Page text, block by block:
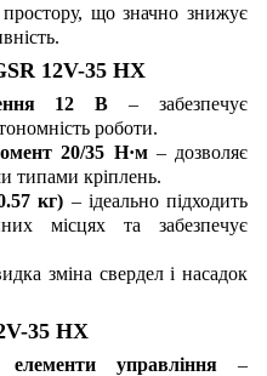
що значно знижує
12V-35 HX
12 В – забезпечує
роботи.
20/35 Н·м– дозволяє
типами кріплень.
кг) – ідеально підходить
місцях та забезпечує
зміна свердел і насадок
35 HX
елементи управління–